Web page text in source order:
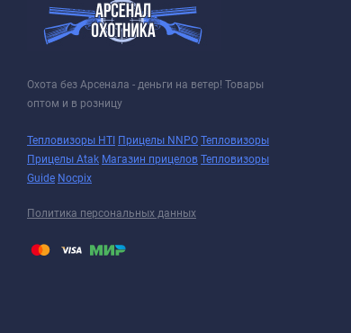
Охота без Арсенала - деньги на ветер! Товары
оптом и в розницу
Тепловизоры HTI Прицелы NNPO Тепловизоры
Прицелы Atak Магазин прицелов Тепловизоры
Guide Nocpix
Политика персональных данных